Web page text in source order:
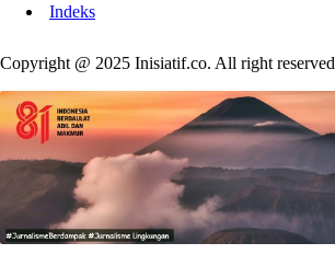
Indeks
Copyright @ 2025 Inisiatif.co. All right reserved